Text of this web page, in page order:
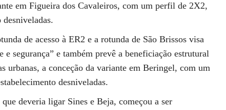
em Figueira dos Cavaleiros, com um perfil de 2X2,
de acesso à ER2 e a rotunda de São Brissos visa
segurança” e também prevê a beneficiação estrutural
urbanas, a conceção da variante em Beringel, com um
desniveladas.
deveria ligar Sines e Beja, começou a ser